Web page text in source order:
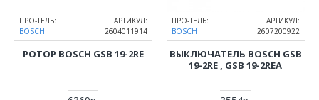
ПРО-ТЕЛЬ:
BOSCH
АРТИКУЛ:
2604011914
РОТОР BOSCH GSB 19-2RE
ПРО-ТЕЛЬ:
BOSCH
АРТИКУЛ:
2607200922
ВЫКЛЮЧАТЕЛЬ BOSCH GSB
19-2RE , GSB 19-2REA